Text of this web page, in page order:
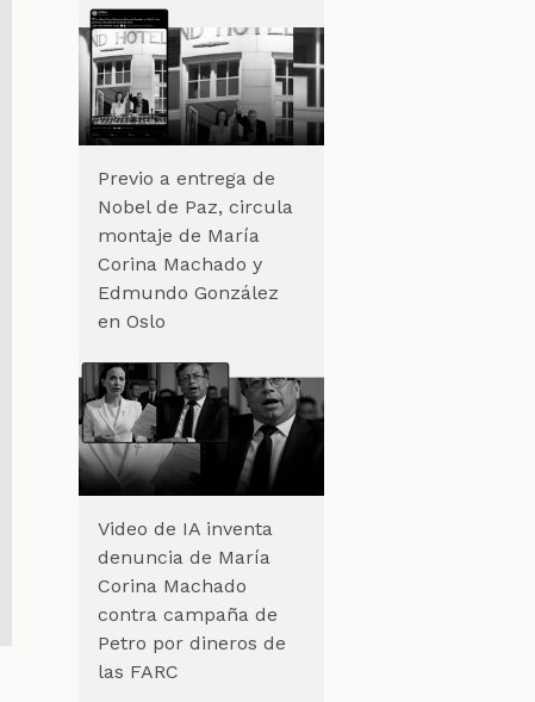
Previo a entrega de
Nobel de Paz, circula
montaje de María
Corina Machado y
Edmundo González
en Oslo
Video de IA inventa
denuncia de María
Corina Machado
contra campaña de
Petro por dineros de
las FARC